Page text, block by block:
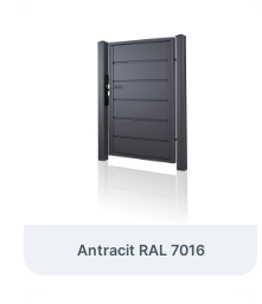
Antracit RAL 7016